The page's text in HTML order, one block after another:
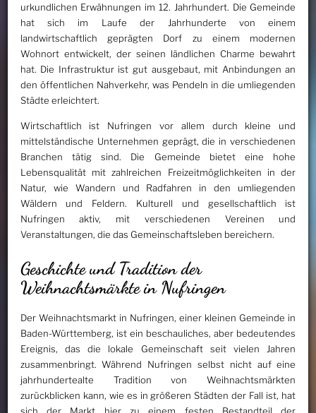
urkundlichen Erwähnungen im 12. Jahrhundert. Die Gemeinde
hat sich im Laufe der Jahrhunderte von einem
landwirtschaftlich geprägten Dorf zu einem modernen
Wohnort entwickelt, der seinen ländlichen Charme bewahrt
hat. Die Infrastruktur ist gut ausgebaut, mit Anbindungen an
den öffentlichen Nahverkehr, was Pendeln in die umliegenden
Städte erleichtert.
Wirtschaftlich ist Nufringen vor allem durch kleine und
mittelständische Unternehmen geprägt, die in verschiedenen
Branchen tätig sind. Die Gemeinde bietet eine hohe
Lebensqualität mit zahlreichen Freizeitmöglichkeiten in der
Natur, wie Wandern und Radfahren in den umliegenden
Wäldern und Feldern. Kulturell und gesellschaftlich ist
Nufringen aktiv, mit verschiedenen Vereinen und
Veranstaltungen, die das Gemeinschaftsleben bereichern.
Geschichte und Tradition der
Weihnachtsmärkte in Nufringen
Der Weihnachtsmarkt in Nufringen, einer kleinen Gemeinde in
Baden-Württemberg, ist ein beschauliches, aber bedeutendes
Ereignis, das die lokale Gemeinschaft seit vielen Jahren
zusammenbringt. Während Nufringen selbst nicht auf eine
jahrhundertealte Tradition von Weihnachtsmärkten
zurückblicken kann, wie es in größeren Städten der Fall ist, hat